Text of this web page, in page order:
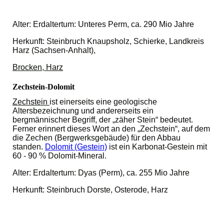
Alter: Erdaltertum: Unteres Perm, ca. 290 Mio Jahre
Herkunft: Steinbruch Knaupsholz, Schierke, Landkreis
Harz (Sachsen-Anhalt),
Brocken, Harz
Zechstein-Dolomit
Zechstein ist einerseits eine geologische
Altersbezeichnung und andererseits ein
bergmännischer Begriff, der „zäher Stein“ bedeutet.
Ferner erinnert dieses Wort an den „Zechstein“, auf dem
die Zechen (Bergwerksgebäude) für den Abbau
standen. Dolomit (Gestein) ist ein Karbonat-Gestein mit
60 - 90 % Dolomit-Mineral.
Alter: Erdaltertum: Dyas (Perm), ca. 255 Mio Jahre
Herkunft: Steinbruch Dorste, Osterode, Harz